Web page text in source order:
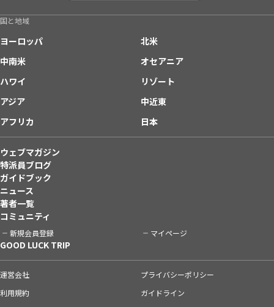
国と地域
ヨーロッパ
北米
中南米
オセアニア
ハワイ
リゾート
アジア
中近東
アフリカ
日本
ウェブマガジン
特派員ブログ
ガイドブック
ニュース
著者一覧
コミュニティ
新規会員登録 マイページ
GOOD LUCK TRIP
運営会社
プライバシーポリシー
利用規約
ガイドライン